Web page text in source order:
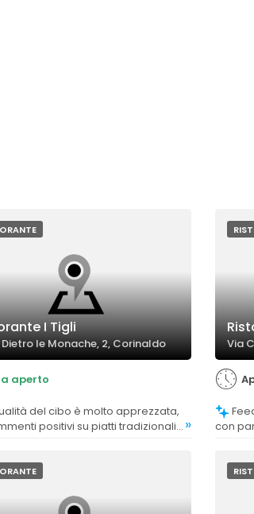
I Tigli
le Monache, 2, Corinaldo
aperto
positivi su piatti tradizionali,
essere migliorati in cottura o
»
Via
Feedback positivi sulla qualità del cibo,
con